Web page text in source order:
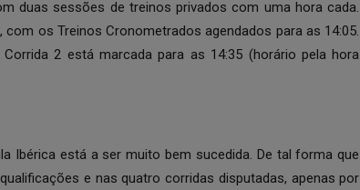
duas sessões de treinos privados com uma hora cada.
os Treinos Cronometrados agendados para as 14:05.
2 está marcada para as 14:35 (horário pela hora
Ibérica está a ser muito bem sucedida. De tal forma que
e nas quatro corridas disputadas, apenas por